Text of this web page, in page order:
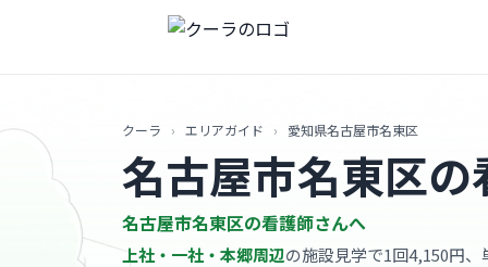
クーラ › エリアガイド › 愛知県名古屋市名東区
名古屋市名東区
名古屋市名東区の看護師さんへ
上社・一社・本郷周辺の施設見学で1回4,150円